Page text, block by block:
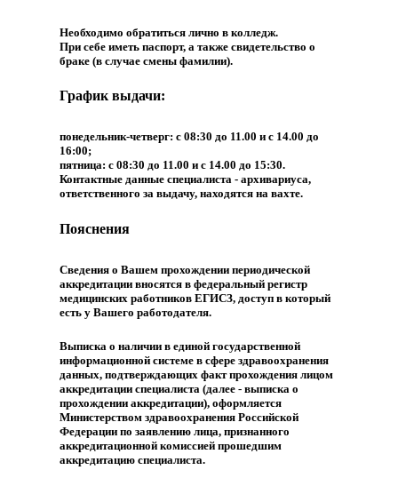
Необходимо обратиться лично в колледж.
При себе иметь паспорт, а также свидетельство о
браке (в случае смены фамилии).
График выдачи:
понедельник-четверг: с 08:30 до 11.00 и с 14.00 до
16:00;
пятница: с 08:30 до 11.00 и с 14.00 до 15:30.
Контактные данные специалиста - архивариуса,
ответственного за выдачу, находятся на вахте.
Пояснения
Сведения о Вашем прохождении периодической
аккредитации вносятся в федеральный регистр
медицинских работников ЕГИСЗ, доступ в который
есть у Вашего работодателя.
Выписка о наличии в единой государственной
информационной системе в сфере здравоохранения
данных, подтверждающих факт прохождения лицом
аккредитации специалиста (далее - выписка о
прохождении аккредитации), оформляется
Министерством здравоохранения Российской
Федерации по заявлению лица, признанного
аккредитационной комиссией прошедшим
аккредитацию специалиста.